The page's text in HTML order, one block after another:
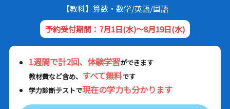
【教科】算数・数学/英語/国語
予約受付期間：7月1日(水)～8月19日(水)
1週間で計2回、体験学習ができます
教材費など含め、 すべて無料です
学力診断テストで現在の学力も分かります